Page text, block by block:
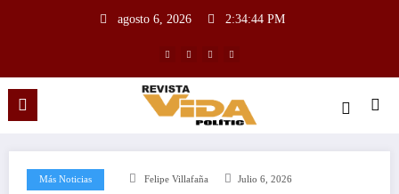
agosto 6, 2026 2:34:45 PM
Más Noticias Felipe Villafaña Julio 6, 2026